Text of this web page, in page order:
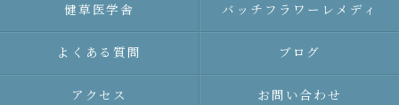
健草医学舎 バッチフラワーレメディ
よくある質問 ブログ
アクセス お問い合わせ